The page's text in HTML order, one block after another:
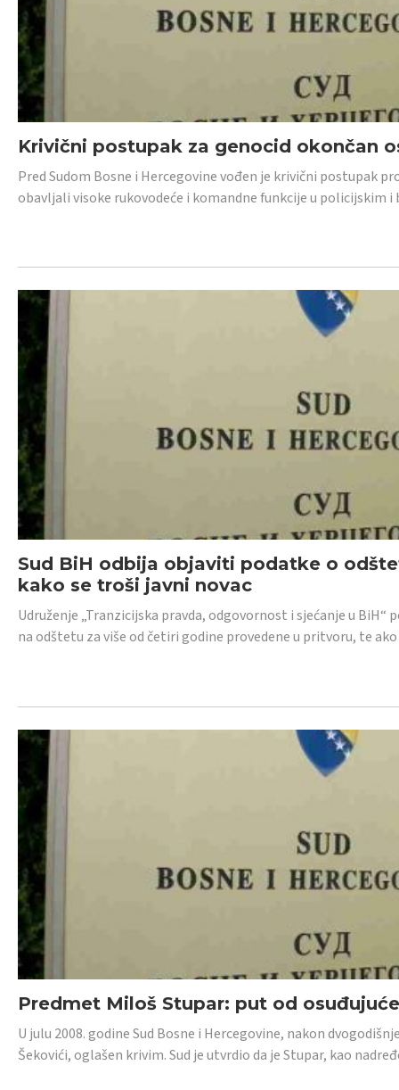
Krivični postupak za genocid okončan
Pred Sudom Bosne i Hercegovine vođen je krivični postupak
obavljali visoke rukovodeće i komandne funkcije u policijskim
Sud BiH odbija objaviti podatke o
kako se troši javni novac
Udruženje „Tranzicijska pravda, odgovornost i sjećanje u
na odštetu za više od četiri godine provedene u pritvoru, te
Predmet Miloš Stupar: put od
U julu 2008. godine Sud Bosne i Hercegovine, nakon
Šekovići, oglašen krivim. Sud je utvrdio da je Stupar, kao